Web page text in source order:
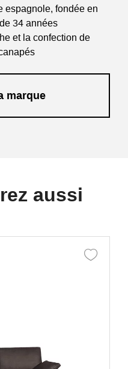
espagnole, fondée en
34 années
et la confection de
et conçoit plusieurs
leurs locaux de 8000
marque
aussi